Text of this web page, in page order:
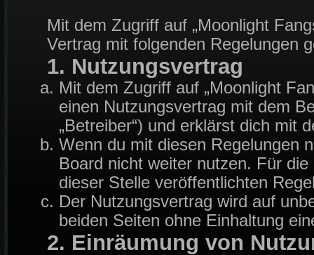
Mit dem Zugriff auf „Moonlight
Vertrag mit folgenden Regelungen
1. Nutzungsvertrag
Mit dem Zugriff auf „Moonlight
einen Nutzungsvertrag mit dem
„Betreiber“) und erklärst dich mit
Wenn du mit diesen Regelungen
Board nicht weiter nutzen. Für
dieser Stelle veröffentlichten
Der Nutzungsvertrag wird auf
beiden Seiten ohne Einhaltung
2. Einräumung von